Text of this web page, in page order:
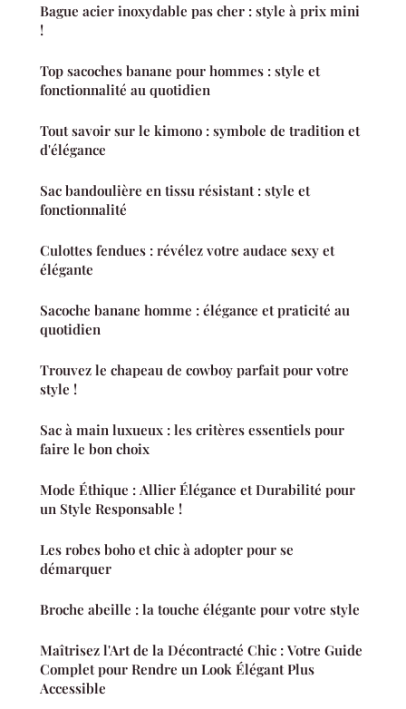
Bague acier inoxydable pas cher : style à prix mini
!
Top sacoches banane pour hommes : style et
fonctionnalité au quotidien
Tout savoir sur le kimono : symbole de tradition et
d'élégance
Sac bandoulière en tissu résistant : style et
fonctionnalité
Culottes fendues : révélez votre audace sexy et
élégante
Sacoche banane homme : élégance et praticité au
quotidien
Trouvez le chapeau de cowboy parfait pour votre
style !
Sac à main luxueux : les critères essentiels pour
faire le bon choix
Mode Éthique : Allier Élégance et Durabilité pour
un Style Responsable !
Les robes boho et chic à adopter pour se
démarquer
Broche abeille : la touche élégante pour votre style
Maîtrisez l'Art de la Décontracté Chic : Votre Guide
Complet pour Rendre un Look Élégant Plus
Accessible